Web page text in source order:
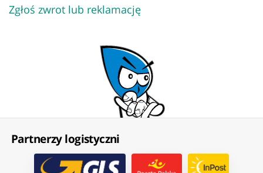
Zgłoś zwrot lub reklamację
Partnerzy logistyczni